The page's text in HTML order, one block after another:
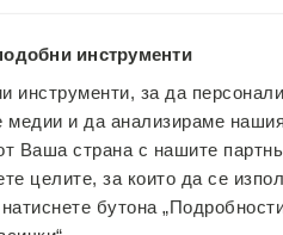
инструменти
инструменти, за да
медии и да анализираме
Ваша страна с нашите
целите, за които да се
бутона